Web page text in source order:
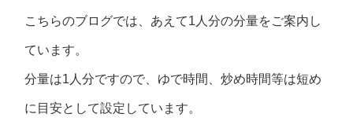
こちらのブログでは、あえて1人分の分量をご案内し
ています。
分量は1人分ですので、ゆで時間、炒め時間等は短め
に目安として設定しています。